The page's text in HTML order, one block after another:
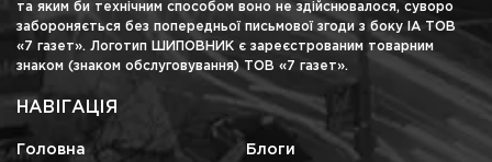
та яким би технічним способом воно не здійснювалося, суворо
забороняється без попередньої письмової згоди з боку ІА ТОВ
«7 газет». Логотип ШИПОВНИК є зареєстрованим товарним
знаком (знаком обслуговування) ТОВ «7 газет».
НАВІГАЦІЯ
Головна Блоги